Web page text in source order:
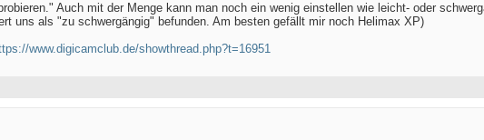
Auch mit der Menge kann man noch ein wenig einstellen wie leicht- oder
uns als "zu schwergängig" befunden. Am besten gefällt mir noch Helimax XP)
www.digicamclub.de/showthread.php?t=16951